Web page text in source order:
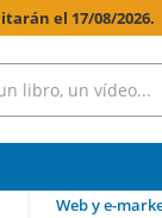
el 17/08/2026.
Web y e-